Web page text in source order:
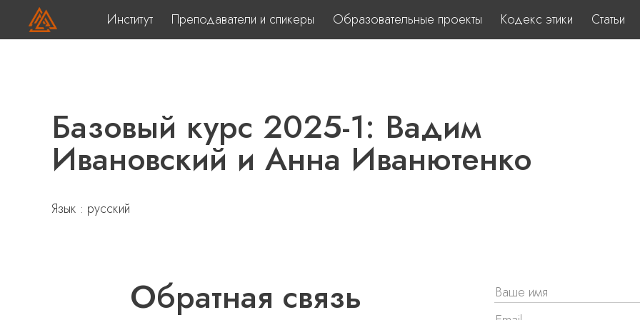
Институт Преподаватели и спикеры Образовательные проекты Кодекс этики Статьи
Базовый курс 2025-1: Вадим
Ивановский и Анна Иванютенко
Язык : русский
Обратная связь